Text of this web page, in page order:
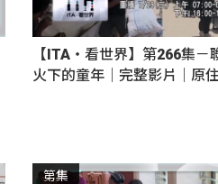
【ITA・看世界】第266集－
火下的童年｜完整影片｜原
第集